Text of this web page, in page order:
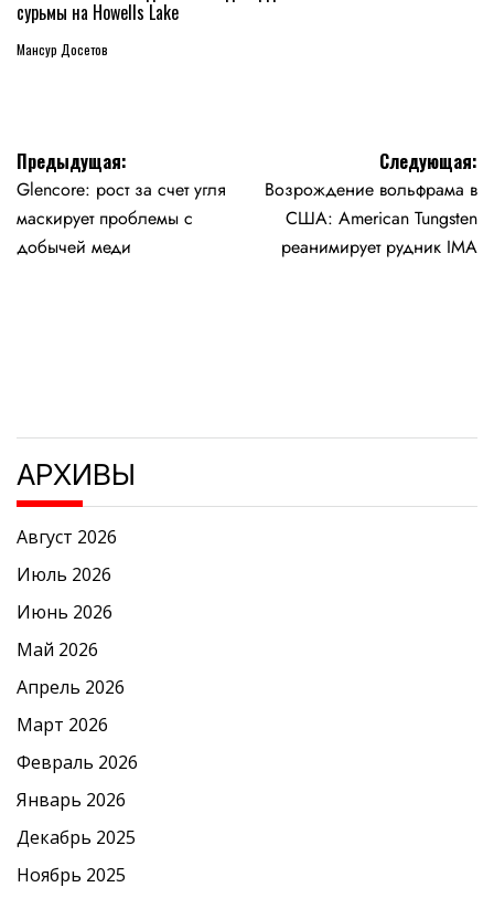
сурьмы на Howells Lake
Мансур Досетов
Навигация
по
записям
Предыдущая:
Glencore: рост за счет угля
маскирует проблемы с
добычей меди
Следующая:
Возрождение вольфрама в
США: American Tungsten
реанимирует рудник IMA
АРХИВЫ
Август 2026
Июль 2026
Июнь 2026
Май 2026
Апрель 2026
Март 2026
Февраль 2026
Январь 2026
Декабрь 2025
Ноябрь 2025